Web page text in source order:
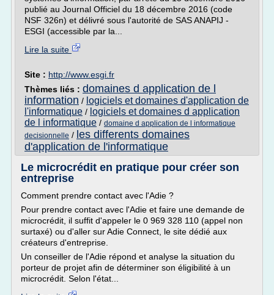
publié au Journal Officiel du 18 décembre 2016 (code
NSF 326n) et délivré sous l'autorité de SAS ANAPIJ -
ESGI (accessible par la...
Lire la suite
Site : http://www.esgi.fr
Thèmes liés : domaines d application de l
information / logiciels et domaines d'application de
l'informatique / logiciels et domaines d application
de l informatique / domaine d application de l informatique
decisionnelle / les differents domaines
d'application de l'informatique
Le microcrédit en pratique pour créer son
entreprise
Comment prendre contact avec l'Adie ?
Pour prendre contact avec l'Adie et faire une demande de
microcrédit, il suffit d'appeler le 0 969 328 110 (appel non
surtaxé) ou d'aller sur Adie Connect, le site dédié aux
créateurs d'entreprise.
Un conseiller de l'Adie répond et analyse la situation du
porteur de projet afin de déterminer son éligibilité à un
microcrédit. Selon l'état...